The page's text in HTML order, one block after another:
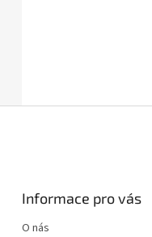
Informace pro vás
O nás